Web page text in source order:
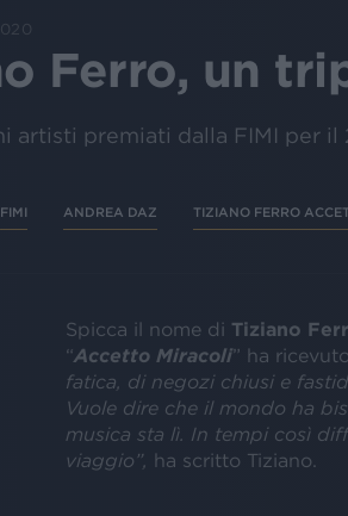
Ferro, un
artisti premiati dalla FIMI per il
FIMI ANDREA DAZ TIZIANO FERRO
Spicca il nome di Tiziano
“Accetto Miracoli” ha
fatica, di negozi chiusi e
Vuole dire che il mondo ha
musica sta lì. In tempi così
viaggio”, ha scritto Tiziano.